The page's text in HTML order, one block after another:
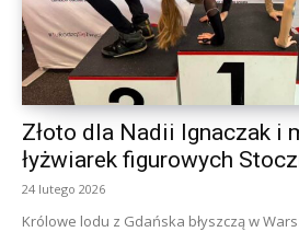
Złoto dla Nadii Ignaczak i
łyżwiarek figurowych
24 lutego 2026
Królowe lodu z Gdańska błyszczą w